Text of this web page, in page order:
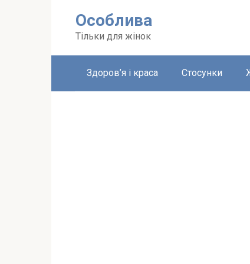
Особлива
Тільки для жінок
Здоров’я і краса Стосунки